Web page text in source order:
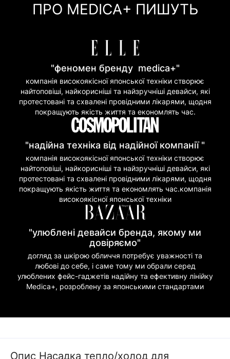
ПРО MEDICA+ ПИШУТЬ
"феномен бренду medica+"
компанія високоякісної японської техніки створює
найтоповіші, найкорисніші та найзручніші девайси, які
протестовані та схвалені провідними лікарями, щодня
покращують якість життя та економлять час.
"надійна техніка від надійної компанії "
компанія високоякісної японської техніки створює
найтоповіші, найкорисніші та найзручніші девайси, які
протестовані та схвалені провідними лікарями, щодня
покращують якість життя та економлять час.компанія
високоякісної японської техніки
"улюблені девайси бренда, якому ми
довіряємо"
догляд за шкірою обличчя потребує уважності та
любові до себе, і саме тому ми обрали серед
улюблених фейс-гаджетів надійну та ефективну лінійку
Medica+, розроблену за японськими стандартами
Опис Насадка тепло/холод для